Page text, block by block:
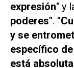
expresión" y
poderes".
y se
específico
está